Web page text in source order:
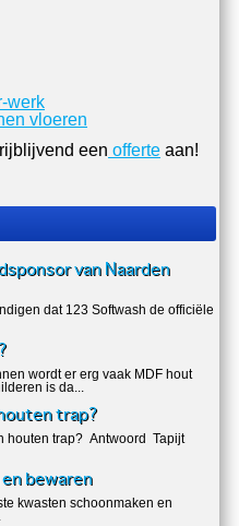
werk
vloeren
een offerte aan!
van Naarden
dat 123 Softwash de officiële
wordt er erg vaak MDF hout
is da...
trap?
houten trap? Antwoord Tapijt
bewaren
kwasten schoonmaken en